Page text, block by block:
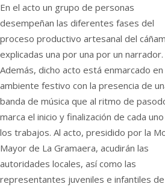
En el acto un grupo de personas
desempeñan las diferentes fases del
proceso productivo artesanal del
explicadas una por una por un narrador.
Además, dicho acto está enmarcado en
ambiente festivo con la presencia de
banda de música que al ritmo de
marca el inicio y finalización de cada
los trabajos. Al acto, presidido por la
Mayor de La Gramaera, acudirán las
autoridades locales, así como las
representantes juveniles e infantiles